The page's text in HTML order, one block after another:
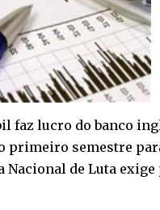
faz lucro do banco
primeiro semestre
Nacional de Luta exige